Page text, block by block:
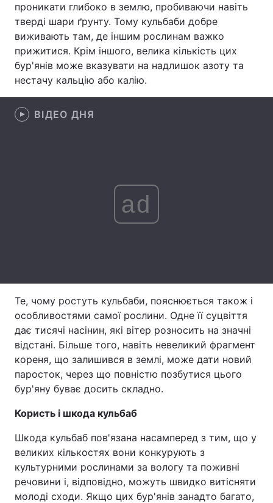
Відео з Youtube Статті
Інтерв'ю Думки
проникати глибоко в землю, пробиваючи навіть
тверді шари ґрунту. Тому кульбаби добре
виживають там, де іншим рослинам важко
прижитися. Крім іншого, велика кількість цих
бур'янів може вказувати на надлишок азоту та
нестачу кальцію або калію.
ВІДЕО ДНЯ
ad
Те, чому ростуть кульбаби, пояснюється також і
особливостями самої рослини. Одне її суцвіття
дає тисячі насінин, які вітер розносить на значні
відстані. Більше того, навіть невеликий фрагмент
кореня, що залишився в землі, може дати новий
паросток, через що повністю позбутися цього
бур'яну буває досить складно.
Користь і шкода кульбаб
Шкода кульбаб пов'язана насамперед з тим, що у
великих кількостях вони конкурують з
культурними рослинами за вологу та поживні
речовини і, відповідно, можуть швидко витісняти
молоді сходи. Якщо цих бур'янів занадто багато,